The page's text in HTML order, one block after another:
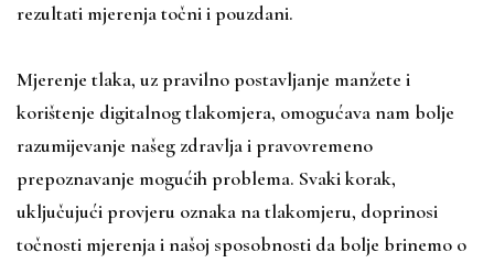
rezultati mjerenja točni i pouzdani.
Mjerenje tlaka, uz pravilno postavljanje manžete i
korištenje digitalnog tlakomjera, omogućava nam bolje
razumijevanje našeg zdravlja i pravovremeno
prepoznavanje mogućih problema. Svaki korak,
uključujući provjeru oznaka na tlakomjeru, doprinosi
točnosti mjerenja i našoj sposobnosti da bolje brinemo o